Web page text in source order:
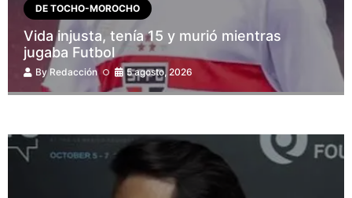
DE TOCHO-MOROCHO
Vida injusta, tenía 15 y murió mientras
jugaba Futbol
ByRedacción 5 agosto, 2026